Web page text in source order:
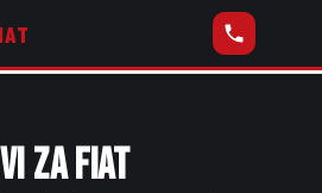
ZA FIAT